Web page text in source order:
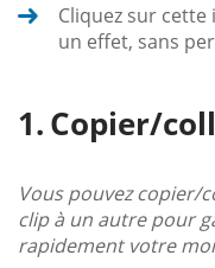
Cliquez sur
un effet, sans
Copier/
Vous pouvez copier/
clip à un autre pour
rapidement votre